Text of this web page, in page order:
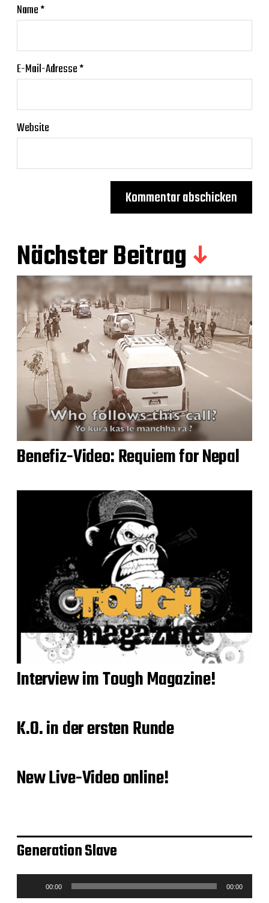
Name*
E-Mail-Adresse*
Website
Nächster Beitrag
Benefiz-Video: Requiem for Nepal
Interview im Tough Magazine!
K.O. in der ersten Runde
New Live-Video online!
Generation Slave
u
00:00 00:00